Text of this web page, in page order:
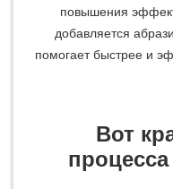
повышения
добавляется
помогает быстрее и
Вот